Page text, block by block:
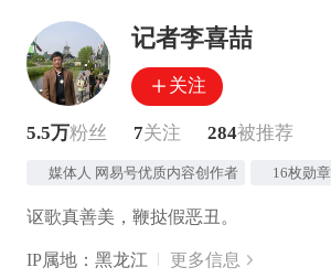
记者李喜喆
关注
5.5万粉丝 7关注 284被推荐
媒体人 网易号优质内容创作者 16枚勋章
讴歌真善美，鞭挞假恶丑。
IP属地：黑龙江 更多信息